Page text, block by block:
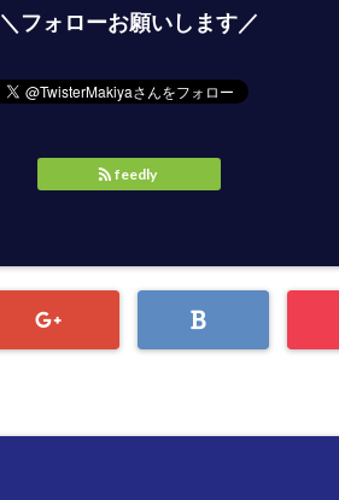
＼フォローお願いします／
feedly